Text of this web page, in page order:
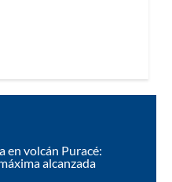
en volcán Puracé:
alcanzada